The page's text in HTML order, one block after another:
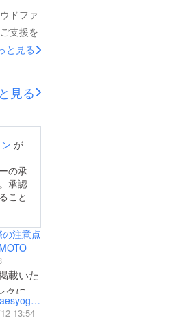
！
過報告
まし
標金額
のオロ
られる
き、皆
、SNS
シェア
力をど
願いい
ドファ
支援を
がとう
か２週
％”を超
)日に
と達成
くのに
り一人
ション
ま
様おひ
陰で
がとう
と見る
見る
が
の承
承認
こと
注意点
載いた
にし
はできTomamaesyogyokoko_syogyobu
13:54